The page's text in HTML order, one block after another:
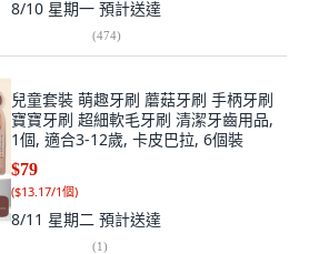
8/10 星期一 預計送達
(474)
兒童套裝 萌趣牙刷 蘑菇牙刷 手柄牙刷
寶寶牙刷 超細軟毛牙刷 清潔牙齒用品,
1個, 適合3-12歲, 卡皮巴拉, 6個裝
$79
($13.17/1個)
8/11 星期二 預計送達
(1)